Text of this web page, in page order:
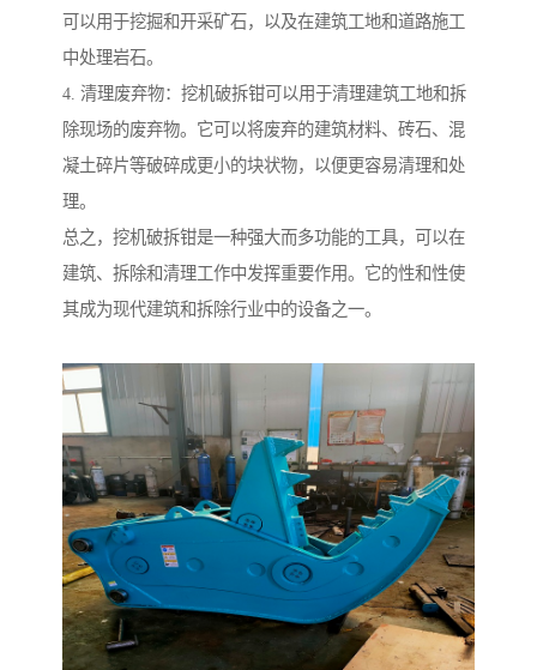
可以用于挖掘和开采矿石，以及在建筑工地和道路施工
中处理岩石。
4. 清理废弃物：挖机破拆钳可以用于清理建筑工地和拆
除现场的废弃物。它可以将废弃的建筑材料、砖石、混
凝土碎片等破碎成更小的块状物，以便更容易清理和处
理。
总之，挖机破拆钳是一种强大而多功能的工具，可以在
建筑、拆除和清理工作中发挥重要作用。它的性和性使
其成为现代建筑和拆除行业中的设备之一。